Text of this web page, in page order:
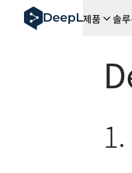
AI 에이전트용 DeepL
DeepL Translation Flow:
Translation Flow를 만나
기업용 언어 AI에 대한
DeepL의 번역 품질 평가
Building an instantly
제품 솔